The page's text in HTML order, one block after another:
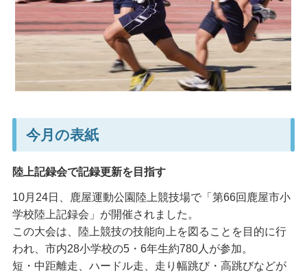
今月の表紙
陸上記録会で記録更新を目指す
10月24日、鹿屋運動公園陸上競技場で「第66回鹿屋市小
学校陸上記録会」が開催されました。
この大会は、陸上競技の技能向上を図ることを目的に行
われ、市内28小学校の5・6年生約780人が参加。
短・中距離走、ハードル走、走り幅跳び・高跳びなどが